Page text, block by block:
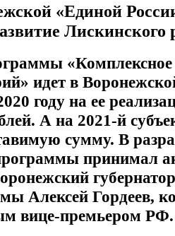
«Единой
Лискинского
«Комплексное
идет в
году на ее
А на 2021-й
сумму. В
принимал
Алексей Гордеев,
вице-премьером РФ.